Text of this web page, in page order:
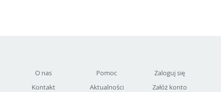
O nas
Kontakt
Pomoc
Aktualności
Zaloguj się
Załóż konto